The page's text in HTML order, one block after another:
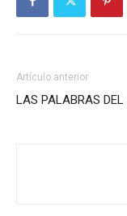
Artículo anterior
LAS PALABRAS DEL